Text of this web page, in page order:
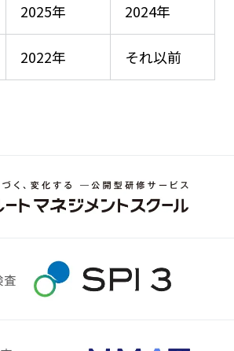
2025年 2024年
2022年 それ以前